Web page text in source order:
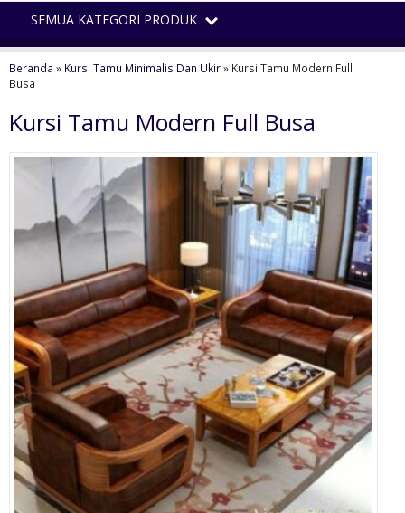
SEMUA KATEGORI PRODUK
Beranda » Kursi Tamu Minimalis Dan Ukir» Kursi Tamu Modern Full
Busa
Kursi Tamu Modern Full Busa